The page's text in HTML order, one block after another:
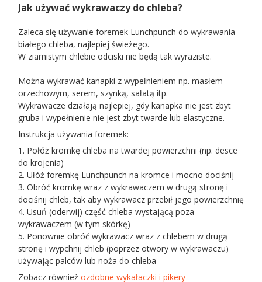
Jak używać wykrawaczy do chleba?
Zaleca się używanie foremek Lunchpunch do wykrawania
białego chleba, najlepiej świeżego.
W ziarnistym chlebie odciski nie będą tak wyraziste.
Można wykrawać kanapki z wypełnieniem np. masłem
orzechowym, serem, szynką, sałatą itp.
Wykrawacze działają najlepiej, gdy kanapka nie jest zbyt
gruba i wypełnienie nie jest zbyt twarde lub elastyczne.
Instrukcja używania foremek:
1. Połóż kromkę chleba na twardej powierzchni (np. desce
do krojenia)
2. Ułóż foremkę Lunchpunch na kromce i mocno dociśnij
3. Obróć kromkę wraz z wykrawaczem w drugą stronę i
dociśnij chleb, tak aby wykrawacz przebił jego powierzchnię
4. Usuń (oderwij) część chleba wystającą poza
wykrawaczem (w tym skórkę)
5. Ponownie obróć wykrawacz wraz z chlebem w drugą
stronę i wypchnij chleb (poprzez otwory w wykrawaczu)
używając palców lub noża do chleba
Zobacz również ozdobne wykałaczki i pikery